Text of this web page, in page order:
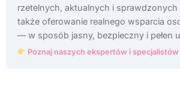
rzetelnych, aktualnych i sprawdzonych
także oferowanie realnego wsparcia
— w sposób jasny, bezpieczny i pełen
Poznaj naszych ekspertów i